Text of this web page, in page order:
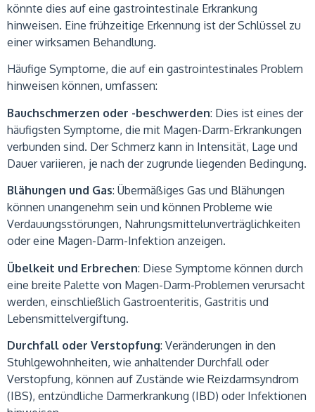
könnte dies auf eine gastrointestinale Erkrankung
hinweisen. Eine frühzeitige Erkennung ist der Schlüssel zu
einer wirksamen Behandlung.
Häufige Symptome, die auf ein gastrointestinales Problem
hinweisen können, umfassen:
Bauchschmerzen oder -beschwerden: Dies ist eines der
häufigsten Symptome, die mit Magen-Darm-Erkrankungen
verbunden sind. Der Schmerz kann in Intensität, Lage und
Dauer variieren, je nach der zugrunde liegenden Bedingung.
Blähungen und Gas: Übermäßiges Gas und Blähungen
können unangenehm sein und können Probleme wie
Verdauungsstörungen, Nahrungsmittelunverträglichkeiten
oder eine Magen-Darm-Infektion anzeigen.
Übelkeit und Erbrechen: Diese Symptome können durch
eine breite Palette von Magen-Darm-Problemen verursacht
werden, einschließlich Gastroenteritis, Gastritis und
Lebensmittelvergiftung.
Durchfall oder Verstopfung: Veränderungen in den
Stuhlgewohnheiten, wie anhaltender Durchfall oder
Verstopfung, können auf Zustände wie Reizdarmsyndrom
(IBS), entzündliche Darmerkrankung (IBD) oder Infektionen